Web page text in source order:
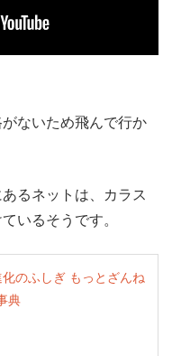
ないため飛んで行か
るネットは、カラス
いるそうです。
のふしぎ もっとざんね
典